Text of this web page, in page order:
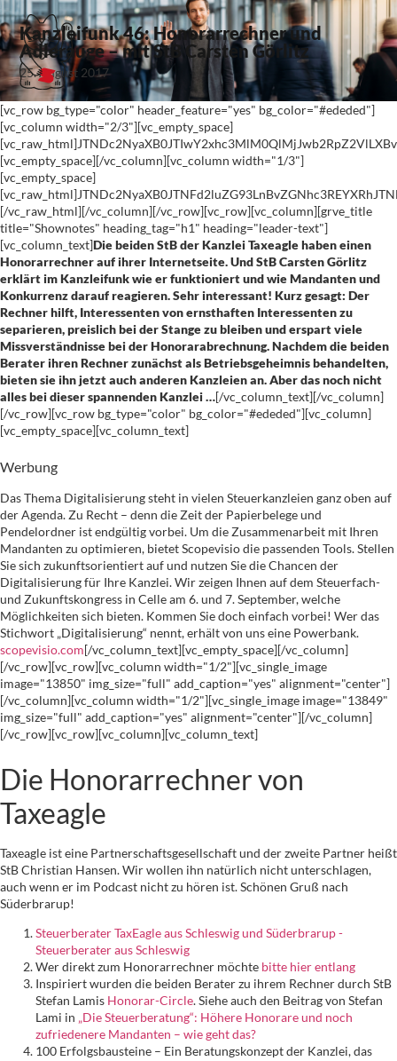
Kanzleifunk 46: Honorarrechner und
Adlerauge – mit StB Carsten Görlitz
25. August 2017
[vc_row bg_type="color" header_feature="yes" bg_color="#ededed"]
[vc_column width="2/3"][vc_empty_space]
[vc_empty_space][/vc_column][vc_column width="1/3"]
[vc_empty_space]
[/vc_raw_html][/vc_column][/vc_row][vc_row][vc_column][grve_title
title="Shownotes" heading_tag="h1" heading="leader-text"]
[vc_column_text]Die beiden StB der Kanzlei Taxeagle haben einen
Honorarrechner auf ihrer Internetseite. Und StB Carsten Görlitz
erklärt im Kanzleifunk wie er funktioniert und wie Mandanten und
Konkurrenz darauf reagieren. Sehr interessant! Kurz gesagt: Der
Rechner hilft, Interessenten von ernsthaften Interessenten zu
separieren, preislich bei der Stange zu bleiben und erspart viele
Missverständnisse bei der Honorarabrechnung. Nachdem die beiden
Berater ihren Rechner zunächst als Betriebsgeheimnis behandelten,
bieten sie ihn jetzt auch anderen Kanzleien an. Aber das noch nicht
alles bei dieser spannenden Kanzlei …[/vc_column_text][/vc_column]
[/vc_row][vc_row bg_type="color" bg_color="#ededed"][vc_column]
[vc_empty_space][vc_column_text]
Werbung
Das Thema Digitalisierung steht in vielen Steuerkanzleien ganz oben auf
der Agenda. Zu Recht – denn die Zeit der Papierbelege und
Pendelordner ist endgültig vorbei. Um die Zusammenarbeit mit Ihren
Mandanten zu optimieren, bietet Scopevisio die passenden Tools. Stellen
Sie sich zukunftsorientiert auf und nutzen Sie die Chancen der
Digitalisierung für Ihre Kanzlei. Wir zeigen Ihnen auf dem Steuerfach-
und Zukunftskongress in Celle am 6. und 7. September, welche
Möglichkeiten sich bieten. Kommen Sie doch einfach vorbei! Wer das
Stichwort „Digitalisierung“ nennt, erhält von uns eine Powerbank.
scopevisio.com[/vc_column_text][vc_empty_space][/vc_column]
[/vc_row][vc_row][vc_column width="1/2"][vc_single_image
image="13850" img_size="full" add_caption="yes" alignment="center"]
[/vc_column][vc_column width="1/2"][vc_single_image image="13849"
img_size="full" add_caption="yes" alignment="center"][/vc_column]
[/vc_row][vc_row][vc_column][vc_column_text]
Die Honorarrechner von
Taxeagle
Taxeagle ist eine Partnerschaftsgesellschaft und der zweite Partner heißt
StB Christian Hansen. Wir wollen ihn natürlich nicht unterschlagen,
auch wenn er im Podcast nicht zu hören ist. Schönen Gruß nach
Süderbrarup!
Steuerberater TaxEagle aus Schleswig und Süderbrarup -
Steuerberater aus Schleswig
Wer direkt zum Honorarrechner möchte bitte hier entlang
Inspiriert wurden die beiden Berater zu ihrem Rechner durch StB
Stefan Lamis Honorar-Circle. Siehe auch den Beitrag von Stefan
Lami in „Die Steuerberatung“: Höhere Honorare und noch
zufriedenere Mandanten – wie geht das?
100 Erfolgsbausteine – Ein Beratungskonzept der Kanzlei, das